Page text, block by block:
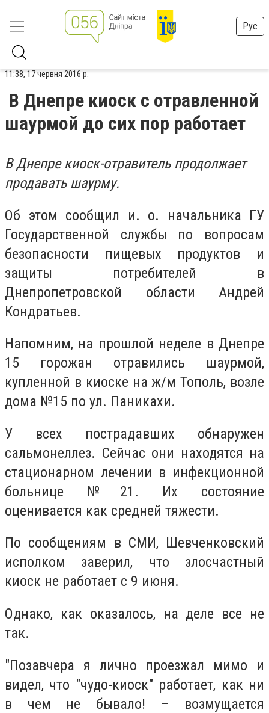
Рус
11:38, 17 червня 2016 р.
В Днепре киоск с отравленной
шаурмой до сих пор работает
В Днепре киоск-отравитель продолжает
продавать шаурму.
Об этом сообщил и. о. начальника ГУ
Государственной службы по вопросам
безопасности пищевых продуктов и
защиты потребителей в
Днепропетровской области Андрей
Кондратьев.
Напомним, на прошлой неделе в Днепре
15 горожан отравились шаурмой,
купленной в киоске на ж/м Тополь, возле
дома №15 по ул. Паникахи.
У всех пострадавших обнаружен
сальмонеллез. Сейчас они находятся на
стационарном лечении в инфекционной
больнице №21. Их состояние
оценивается как средней тяжести.
По сообщениям в СМИ, Шевченковский
исполком заверил, что злосчастный
киоск не работает с 9 июня.
Однако, как оказалось, на деле все не
так.
"Позавчера я лично проезжал мимо и
видел, что "чудо-киоск" работает, как ни
в чем не бывало! – возмущается